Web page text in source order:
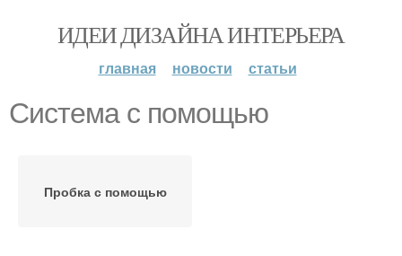
ИДЕИ ДИЗАЙНА ИНТЕРЬЕРА
главная новости статьи
Система с помощью
Пробка с помощью